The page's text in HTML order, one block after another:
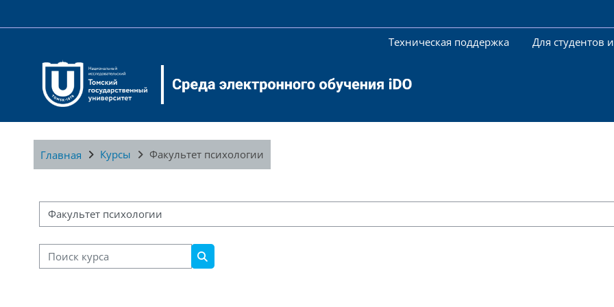
Техническая поддержка Для студентов
Главная Курсы Факультет психологии
Категории курсов
Поиск курса
Поиск курса